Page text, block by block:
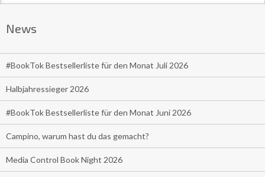
News
#BookTok Bestsellerliste für den Monat Juli 2026
Halbjahressieger 2026
#BookTok Bestsellerliste für den Monat Juni 2026
Campino, warum hast du das gemacht?
Media Control Book Night 2026